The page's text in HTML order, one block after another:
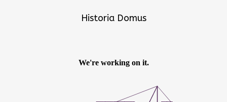
Historia Domus